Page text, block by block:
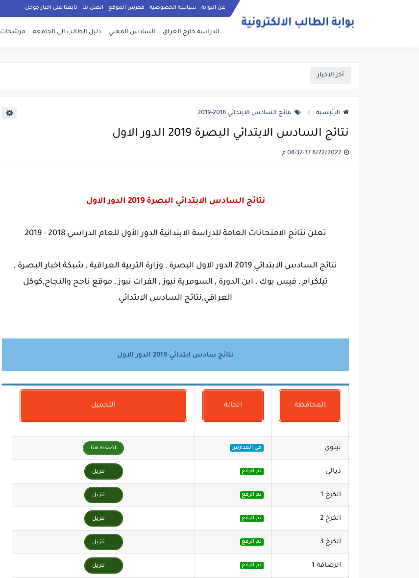
عن البوابة سياسة الخصوصية فهرس الموقع اتصل بنا تابعنا على اخبار جوجل
الدراسة خارج العراق السادس المهني دليل الطالب الى الجامعة مرشحات 2022
أخر الاخبار
الرئيسية نتائج السادس الابتدائي 2018-2019
نتائج السادس الابتدائي البصرة 2019 الدور الاول
نتائج السادس الابتدائي البصرة 2019 الدور الاول
تعلن نتائج الامتحانات العامة للدراسة الابتدائية الدور الأول للعام الدراسي 2018 - 2019
نتائج السادس الابتدائي 2019 الدور الاول البصرة , وزارة التربية العراقية , شبكة اخبار البصرة ,
تيلكرام , فيس بوك , ابن الدورة , السومرية نيوز , الفرات نيوز , موقع ناجح والنجاح,كوكل
العراقي,نتائج السادس الابتدائي
نتائج سادس ابتدائي 2019 الدور الاول
المحافظة الحالة التحميل
نينوى في المدارس اضغط هنا
ديالى تم الرفع تنزيل
الكرخ 1 تم الرفع تنزيل
الكرخ 2 تم الرفع تنزيل
الكرخ 3 تم الرفع تنزيل
الرصافة 1 تم الرفع تنزيل